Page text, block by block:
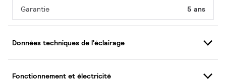
Garantie 5 ans
Données techniques de l'éclairage
Fonctionnement et électricité